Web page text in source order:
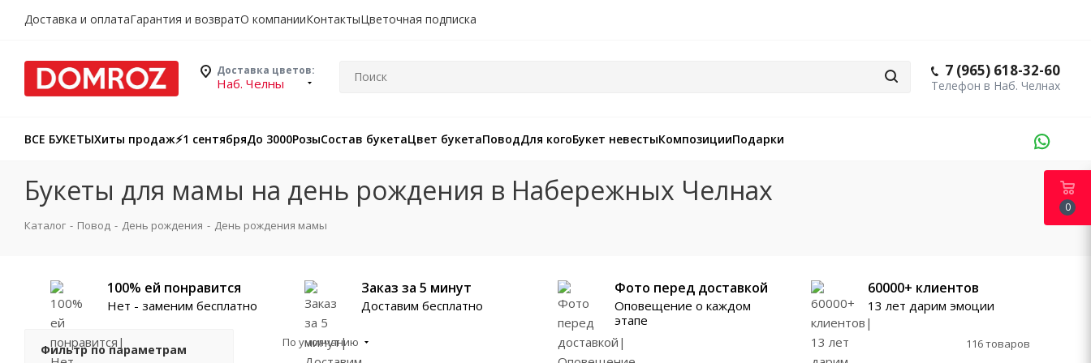
Доставка и оплатаГарантия и возвратО компанииКонтактыЦветочная подписка
Доставка цветов:
Наб. Челны
7 (965) 618-32-60
ВСЕ БУКЕТЫХиты продаж⚡️1 сентябряДо 3000РозыСостав букетаЦвет букетаПоводДля когоБукет невестыКомпозицииПодарки
Букеты для мамы на день рождения в Набережных Челнах
Каталог - Повод - День рождения - День рождения мамы
100% ей понравится
Нет - заменим бесплатно
Заказ за 5 минут
Доставим бесплатно
Фото перед доставкой
Оповещение о каждом
этапе
60000+ клиентов
13 лет дарим эмоции
По умолчанию 116 товаров
Фильтр по параметрам
0